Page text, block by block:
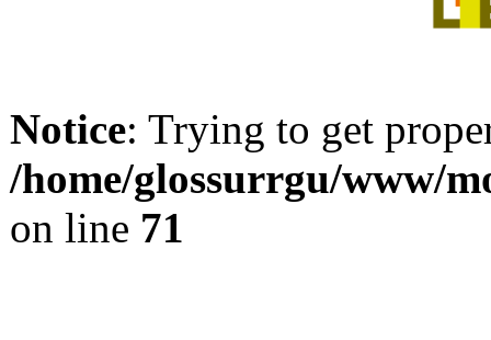
Notice: Trying to get
/home/glossurrgu/www/
on line 71